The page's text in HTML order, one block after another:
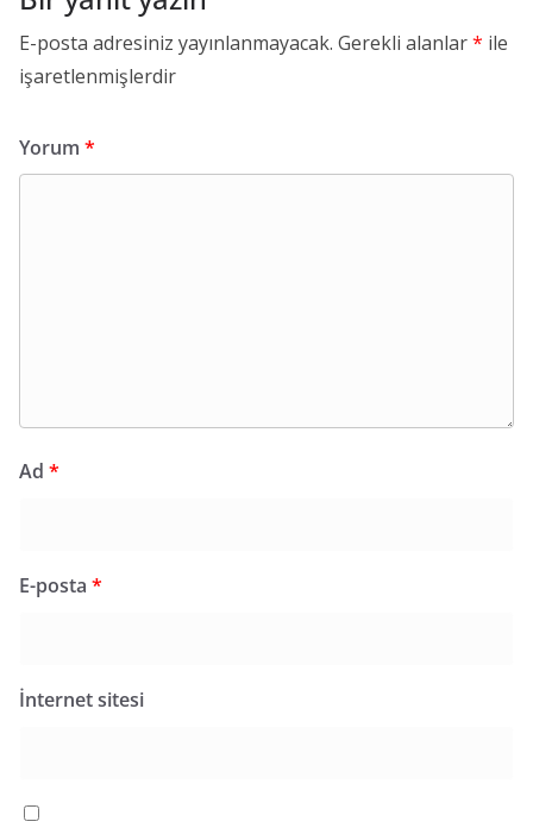
E-posta adresiniz yayınlanmayacak. Gerekli alanlar* ile
işaretlenmişlerdir
Yorum *
Ad *
E-posta *
İnternet sitesi